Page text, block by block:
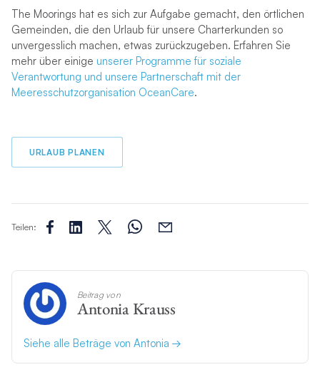
The Moorings hat es sich zur Aufgabe gemacht, den örtlichen
Gemeinden, die den Urlaub für unsere Charterkunden so
unvergesslich machen, etwas zurückzugeben. Erfahren Sie
mehr über einige unserer Programme für soziale
Verantwortung und unsere Partnerschaft mit der
Meeresschutzorganisation OceanCare.
URLAUB PLANEN
Teilen:
Beitrag von
Antonia Krauss
Siehe alle Beträge von Antonia